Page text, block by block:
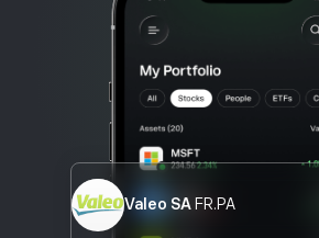
Valeo SA FR.PA